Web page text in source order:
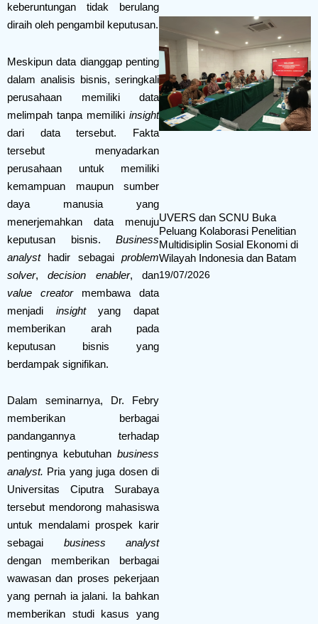
keberuntungan tidak berulang
diraih oleh pengambil keputusan.
Meskipun data dianggap penting
dalam analisis bisnis, seringkali
perusahaan memiliki data
melimpah tanpa memiliki insight
dari data tersebut. Fakta
tersebut menyadarkan
perusahaan untuk memiliki
kemampuan maupun sumber
daya manusia yang
menerjemahkan data menuju
keputusan bisnis. Business
analysthadir sebagai problem
solver,decision enabler, dan
value creator membawa data
menjadi insightyang dapat
memberikan arah pada
keputusan bisnis yang
berdampak signifikan.
Dalam seminarnya, Dr. Febry
memberikan berbagai
pandangannya terhadap
pentingnya kebutuhan business
analyst. Pria yang juga dosen di
Universitas Ciputra Surabaya
tersebut mendorong mahasiswa
untuk mendalami prospek karir
sebagai business analyst
dengan memberikan berbagai
wawasan dan proses pekerjaan
yang pernah ia jalani. Ia bahkan
memberikan studi kasus yang
UVERS dan SCNU Buka
Peluang Kolaborasi Penelitian
Multidisiplin Sosial Ekonomi di
Wilayah Indonesia dan Batam
19/07/2026